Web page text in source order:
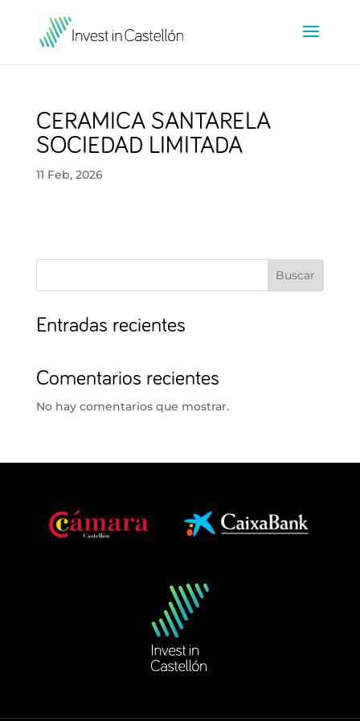
CERAMICA SANTARELA
SOCIEDAD LIMITADA
11 Feb, 2026
Buscar
Entradas recientes
Comentarios recientes
No hay comentarios que mostrar.